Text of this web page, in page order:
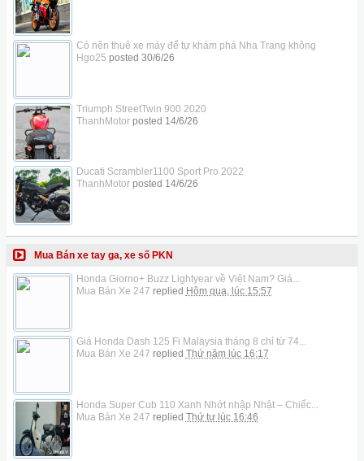
Có nên thuê xe máy để tự khám phá Nha Trang không
Hgo25 posted 30/6/26
Triumph StreetTwin 900 2020
ThanhMotorposted 14/6/26
Ducati Scrambler1100 Sport Pro 2022
ThanhMotorposted 14/6/26
Mua Bán xe tay ga, xe số PKN
Honda Giorno+ Buzz Lightyear về Việt Nam? Giá...
Mua Bán Xe 247 replied Hôm qua, lúc 15:57
Giá Honda Dash 125 Fi Malaysia tháng 8 chỉ từ 74...
Mua Bán Xe 247 replied Thứ năm lúc 16:17
Honda Super Cub 110 Xanh Nhớt nhập Nhật – Chiếc...
Mua Bán Xe 247 replied Thứ tư lúc 16:46